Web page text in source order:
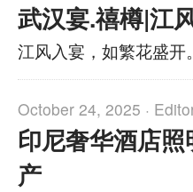
武汉宴.禧樽|江
江风入宴，如繁花盛开。
October 24, 2025 ·
印尼奢华酒店
产